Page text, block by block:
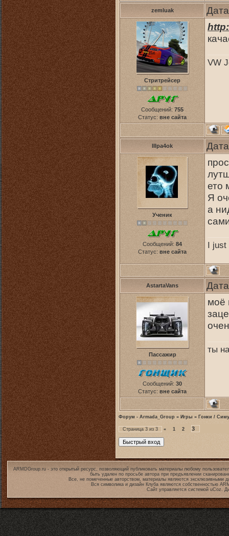
zemluak
Стритрейсер
Сообщений: 755
Статус: вне сайта
VW
IIIpa4ok
Ученик
Сообщений: 84
Статус: вне сайта
ето
Я
а
I
AstartaVans
Пассажир
Сообщений: 30
Статус: вне сайта
моё
ты
Форум - Armada_Group » Игры » Гонки /
Страница 3 из 3 « 1 2 3
ARMDGroup.ru - это открытый ресурс, позволяющий публиковать материалы любому
быть удален по просьбе автора при предъявлении
Все, не помеченные авторством, материалы являются эксклюзивными
Вся символика и дизайн Клуба являются собственностью
Сайт управляется системой uCoz.